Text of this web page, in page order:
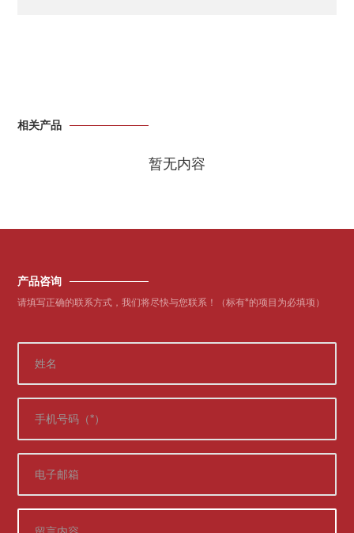
相关产品
暂无内容
产品咨询
请填写正确的联系方式，我们将尽快与您联系！（标有*的项目为必填项）